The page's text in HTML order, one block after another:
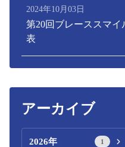
2024年10月03日
第20回ブレーススマ
表
アーカイブ
2026年 1